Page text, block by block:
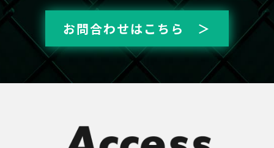
お問合わせはこちら ＞